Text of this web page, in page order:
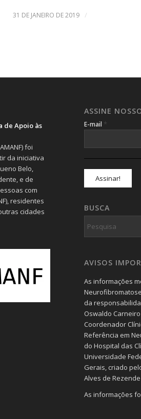
31 DE JANEIRO DE 2019 /
de Apoio às
foi
da iniciativa
Belo,
e de
com
residentes
cidades
ASSINE
E-mail *
BUSCA
AVISOS
As informações
da
Oswaldo
Coordenador
Referência em
do Hospital das
Universidade
Gerais, criado
Alves de Rezende
As informações